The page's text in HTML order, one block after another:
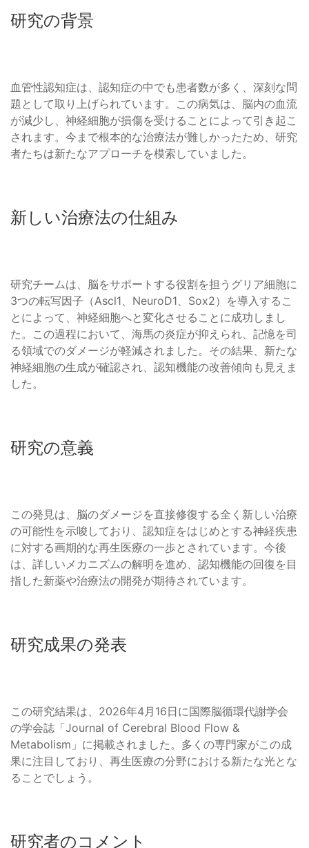
研究の背景
血管性認知症は、認知症の中でも患者数が多く、深刻な問
題として取り上げられています。この病気は、脳内の血流
が減少し、神経細胞が損傷を受けることによって引き起こ
されます。今まで根本的な治療法が難しかったため、研究
者たちは新たなアプローチを模索していました。
新しい治療法の仕組み
研究チームは、脳をサポートする役割を担うグリア細胞に
3つの転写因子（Ascl1、NeuroD1、Sox2）を導入するこ
とによって、神経細胞へと変化させることに成功しまし
た。この過程において、海馬の炎症が抑えられ、記憶を司
る領域でのダメージが軽減されました。その結果、新たな
神経細胞の生成が確認され、認知機能の改善傾向も見えま
した。
研究の意義
この発見は、脳のダメージを直接修復する全く新しい治療
の可能性を示唆しており、認知症をはじめとする神経疾患
に対する画期的な再生医療の一歩とされています。今後
は、詳しいメカニズムの解明を進め、認知機能の回復を目
指した新薬や治療法の開発が期待されています。
研究成果の発表
この研究結果は、2026年4月16日に国際脳循環代謝学会
の学会誌「Journal of Cerebral Blood Flow &
Metabolism」に掲載されました。多くの専門家がこの成
果に注目しており、再生医療の分野における新たな光とな
ることでしょう。
研究者のコメント